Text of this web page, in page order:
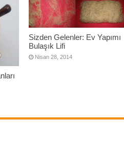
Sizden Gelenler: Ev Yapımı
Bulaşık Lifi
Nisan 28, 2014